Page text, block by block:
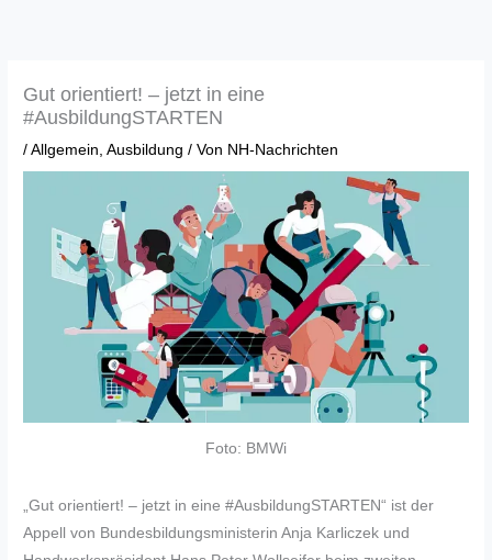
Gut orientiert! – jetzt in eine
#AusbildungSTARTEN
/Allgemein,Ausbildung / Von NH-Nachrichten
Foto: BMWi
„Gut orientiert! – jetzt in eine #AusbildungSTARTEN“ ist der
Appell von Bundesbildungsministerin Anja Karliczek und